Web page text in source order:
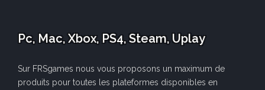
Pc, Mac, Xbox, PS4, Steam, Uplay
Sur FRSgames nous vous proposons un maximum de
produits pour toutes les plateformes disponibles en